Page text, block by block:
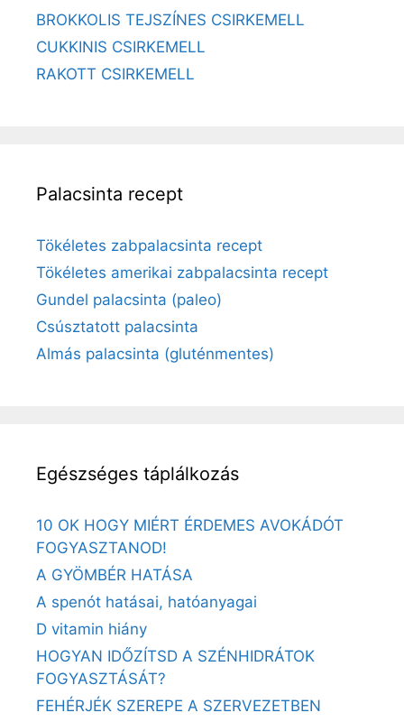
BROKKOLIS TEJSZÍNES CSIRKEMELL
CUKKINIS CSIRKEMELL
RAKOTT CSIRKEMELL
Palacsinta recept
Tökéletes zabpalacsinta recept
Tökéletes amerikai zabpalacsinta recept
Gundel palacsinta (paleo)
Csúsztatott palacsinta
Almás palacsinta (gluténmentes)
Egészséges táplálkozás
10 OK HOGY MIÉRT ÉRDEMES AVOKÁDÓT
FOGYASZTANOD!
A GYÖMBÉR HATÁSA
A spenót hatásai, hatóanyagai
D vitamin hiány
HOGYAN IDŐZÍTSD A SZÉNHIDRÁTOK
FOGYASZTÁSÁT?
FEHÉRJÉK SZEREPE A SZERVEZETBEN